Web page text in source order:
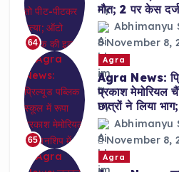
64
मौत; 2 पर केस दर्ज
Abhimanyu
November 8,
65
Agra
Agra News:
प्रकाश मेमोरियल
छात्रों ने लिया
Abhimanyu
November 8,
Agra